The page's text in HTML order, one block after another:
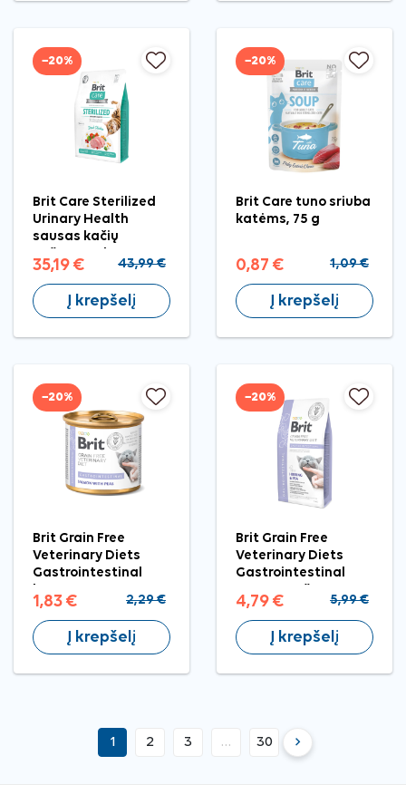
−20%
Brit Care Sterilized
Urinary Health
sausas kačių
35,19 € 43,99 €
Į krepšelį
−20%
Brit Care tuno sriuba
katėms, 75 g
0,87 € 1,09 €
Į krepšelį
−20%
Brit Grain Free
Veterinary Diets
Gastrointestinal
pašaras katėms,
200 g
1,83 € 2,29 €
Į krepšelį
−20%
Brit Grain Free
Veterinary Diets
Gastrointestinal
katėms, 400 g
4,79 € 5,99 €
Į krepšelį
1 2 3 … 30 keyboard_arrow_rightTęsti